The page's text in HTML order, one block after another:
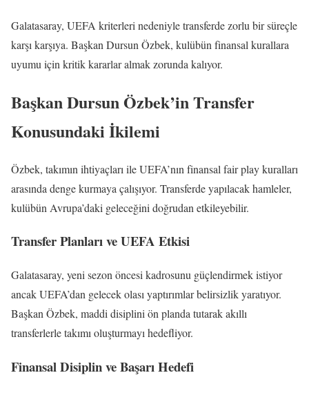
Galatasaray, UEFA kriterleri nedeniyle transferde zorlu bir süreçle
karşı karşıya. Başkan Dursun Özbek, kulübün finansal kurallara
uyumu için kritik kararlar almak zorunda kalıyor.
Başkan Dursun Özbek’in Transfer
Konusundaki İkilemi
Özbek, takımın ihtiyaçları ile UEFA’nın finansal fair play kuralları
arasında denge kurmaya çalışıyor. Transferde yapılacak hamleler,
kulübün Avrupa’daki geleceğini doğrudan etkileyebilir.
Transfer Planları ve UEFA Etkisi
Galatasaray, yeni sezon öncesi kadrosunu güçlendirmek istiyor
ancak UEFA’dan gelecek olası yaptırımlar belirsizlik yaratıyor.
Başkan Özbek, maddi disiplini ön planda tutarak akıllı
transferlerle takımı oluşturmayı hedefliyor.
Finansal Disiplin ve Başarı Hedefi